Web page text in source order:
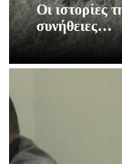
Οι ιστορίες
συνήθειες…